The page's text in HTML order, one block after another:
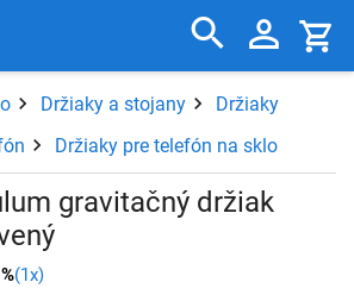
Držiaky a stojany
Držiaky
Držiaky pre telefón na sklo
gravitačný držiak
(1x)